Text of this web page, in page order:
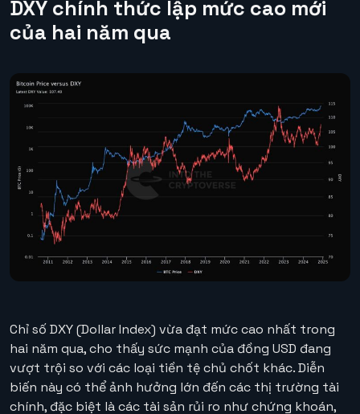
DXY chính thức lập mức cao mới
của hai năm qua
Chỉ số DXY (Dollar Index) vừa đạt mức cao nhất trong
hai năm qua, cho thấy sức mạnh của đồng USD đang
vượt trội so với các loại tiền tệ chủ chốt khác. Diễn
biến này có thể ảnh hưởng lớn đến các thị trường tài
chính, đặc biệt là các tài sản rủi ro như chứng khoán,